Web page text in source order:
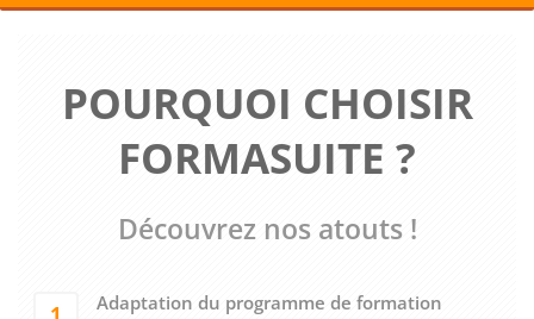
POURQUOI CHOISIR
FORMASUITE ?
Découvrez nos atouts !
Adaptation du programme de formation